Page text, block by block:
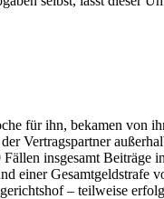
für ihn, bekamen von
Vertragspartner
insgesamt
einer Gesamtgeldstrafe
– teilweise